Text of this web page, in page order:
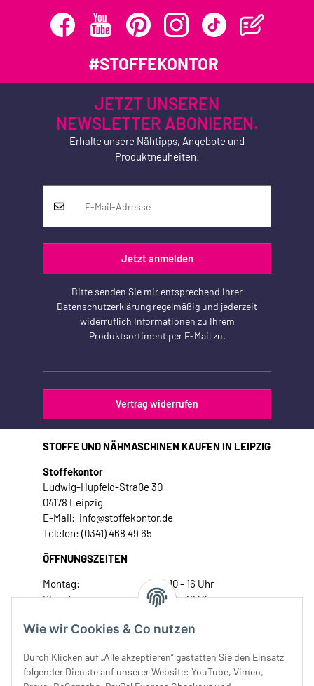
Wie wir Cookies & Co nutzen
Durch Klicken auf „Alle akzeptieren“ gestatten Sie den Einsatz
folgender Dienste auf unserer Website: YouTube, Vimeo,
#STOFFEKONTOR
JETZT UNSEREN
NEWSLETTER ABONIEREN.
Erhalte unsere Nähtipps, Angebote und
Produktneuheiten!
Jetzt anmelden
Bitte senden Sie mir entsprechend Ihrer
Datenschutzerklärung regelmäßig und jederzeit
widerruflich Informationen zu Ihrem
Produktsortiment per E-Mail zu.
Vertrag widerrufen
STOFFE UND NÄHMASCHINEN KAUFEN IN LEIPZIG
Stoffekontor
Ludwig-Hupfeld-Straße 30
04178 Leipzig
E-Mail: info@stoffekontor.de
Telefon: (0341) 468 49 65
ÖFFNUNGSZEITEN
Montag:
10 - 16 Uhr
Dienstag:
10 - 16 Uhr
Donnerstag:
10 - 18 Uhr
Samstag:
10 - 14 Uhr